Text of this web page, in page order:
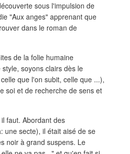
sous l'impulsion de
"Aux anges" apprenant que
dans le roman de
de la folie humaine
soyons clairs dès le
que l'on subit, celle que ...),
soi et de recherche de sens et
faut. Abordant des
une secte), il était aisé de se
noir à grand suspens. Le